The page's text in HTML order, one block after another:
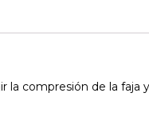
compresión de la faja